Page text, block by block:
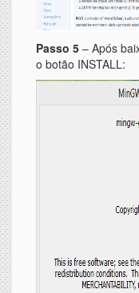
Passo 5 – Após
o botão INSTALL: